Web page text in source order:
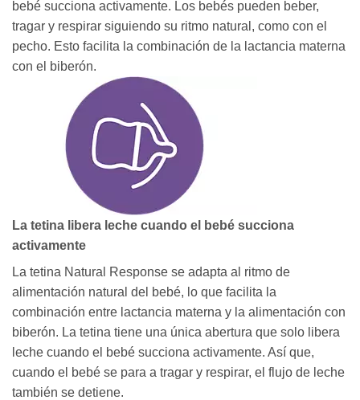
bebé succiona activamente. Los bebés pueden beber,
tragar y respirar siguiendo su ritmo natural, como con el
pecho. Esto facilita la combinación de la lactancia materna
con el biberón.
La tetina libera leche cuando el bebé succiona
activamente
La tetina Natural Response se adapta al ritmo de
alimentación natural del bebé, lo que facilita la
combinación entre lactancia materna y la alimentación con
biberón. La tetina tiene una única abertura que solo libera
leche cuando el bebé succiona activamente. Así que,
cuando el bebé se para a tragar y respirar, el flujo de leche
también se detiene.